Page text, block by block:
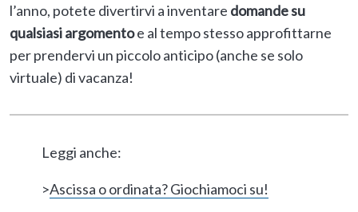
l’anno, potete divertirvi a inventare domande su
qualsiasi argomentoe al tempo stesso approfittarne
per prendervi un piccolo anticipo (anche se solo
virtuale) di vacanza!
Leggi anche:
>Ascissa o ordinata? Giochiamoci su!